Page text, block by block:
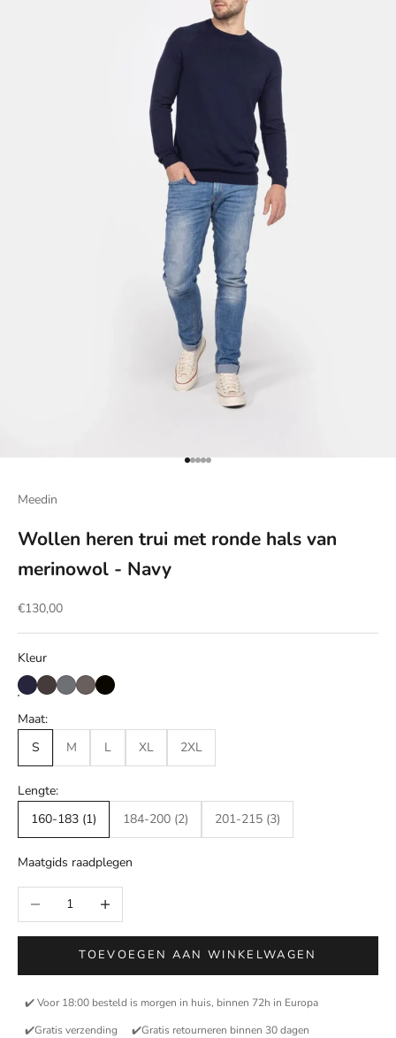
Naar artikel 1
Naar artikel 2
Naar artikel 3
Naar artikel 4
Naar artikel 5
Meedin
Wollen heren trui met ronde hals van
merinowol - Navy
Aanbiedingsprijs
€130,00
Kleur
Maat:
S
M L XL 2XL
Lengte:
160-183 (1)
184-200 (2) 201-215 (3)
Maatgids raadplegen
Aantal verlagenAantal verhogen
TOEVOEGEN AAN WINKELWAGEN
✔️ Voor 18:00 besteld is morgen in huis, binnen 72h in Europa
✔️Gratis verzending
✔️Gratis retourneren binnen 30 dagen